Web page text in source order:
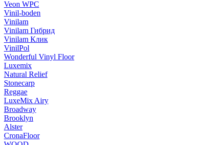
Veon WPC
Vinil-boden
Vinilam
Vinilam Гибрид
Vinilam Клик
VinilPol
Wonderful Vinyl Floor
Luxemix
Natural Relief
Stonecarp
Reggae
LuxeMix Airy
Broadway
Brooklyn
Alster
CronaFloor